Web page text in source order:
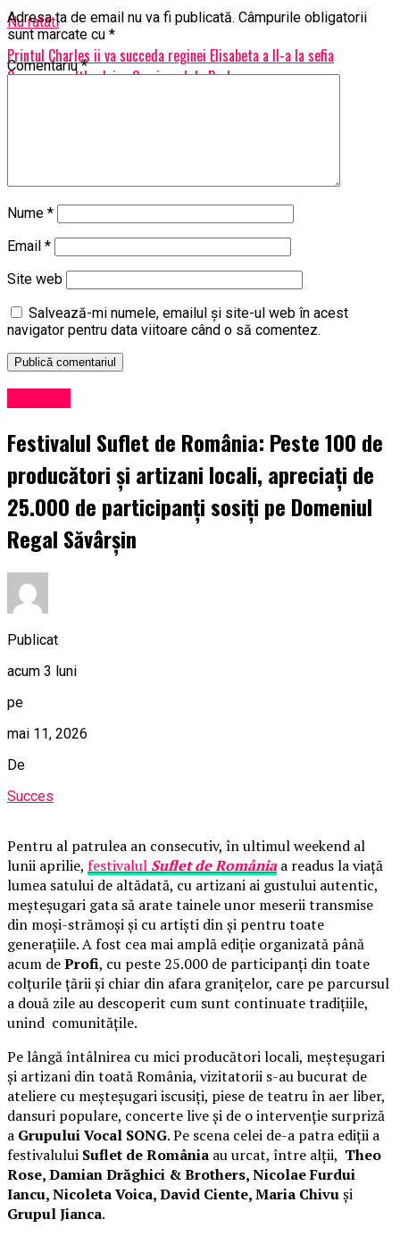
Nu ratati
Printul Charles ii va succeda reginei Elisabeta a II-a la sefia
Commonwealth-ului – Comisarul de Prahova
Adresa ta de email nu va fi publicată. Câmpurile obligatorii
sunt marcate cu *
Comentariu*
Nume *
Email *
Site web
Salvează-mi numele, emailul și site-ul web în acest
navigator pentru data viitoare când o să comentez.
Festivalul Suflet de România: Peste 100 de
producători și artizani locali, apreciați de
25.000 de participanți sosiți pe Domeniul
Regal Săvârșin
Publicat
acum 3 luni
pe
mai 11, 2026
De
Succes
Pentru al patrulea an consecutiv, în ultimul weekend al
lunii aprilie, festivalul Suflet de România a readus la viață
lumea satului de altădată, cu artizani ai gustului autentic,
meșteșugari gata să arate tainele unor meserii transmise
din moși-strămoși și cu artiști din și pentru toate
generațiile. A fost cea mai amplă ediție organizată până
acum deProfi, cu peste 25.000 de participanți din toate
colțurile țării și chiar din afara granițelor, care pe parcursul
a două zile au descoperit cum sunt continuate tradițiile,
unind comunitățile.
Pe lângă întâlnirea cu mici producători locali, meșteșugari
și artizani din toată România, vizitatorii s-au bucurat de
ateliere cu meșteșugari iscusiți, piese de teatru în aer liber,
dansuri populare, concerte live și de o intervenție surpriză
a Grupului Vocal SONG. Pe scena celei de-a patra ediții a
festivalului Suflet de România au urcat, între alții, Theo
Rose, Damian Drăghici & Brothers, Nicolae Furdui
Iancu, Nicoleta Voica, David Ciente, Maria Chivuși
Grupul Jianca.